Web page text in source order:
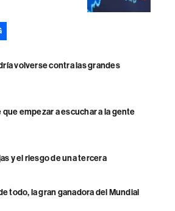
volverse contra las grandes
empezar a escuchar a la gente
y el riesgo de una tercera
todo, la gran ganadora del Mundial